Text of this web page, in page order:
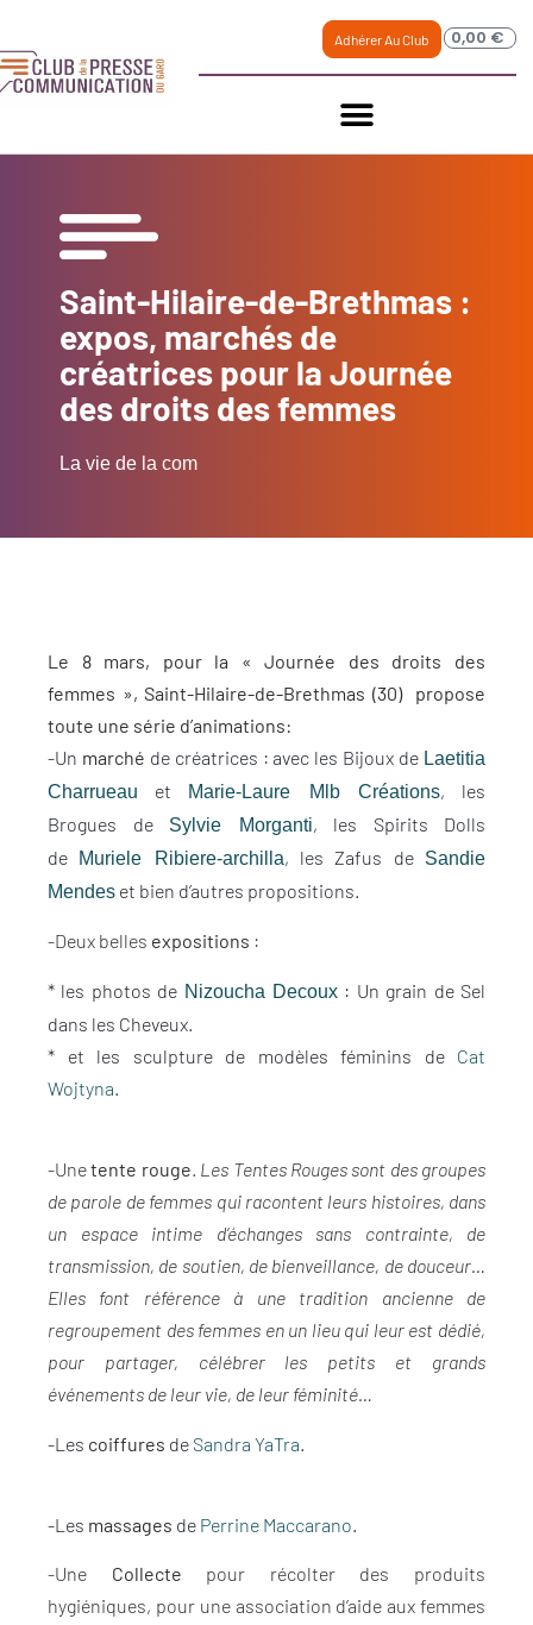
Adhérer Au Club 0,00 €
Saint-Hilaire-de-Brethmas :
expos, marchés de
créatrices pour la Journée
des droits des femmes
La vie de la com
Le 8 mars, pour la « Journée des droits des
femmes », Saint-Hilaire-de-Brethmas (30) propose
toute une série d’animations:
-Un marché de créatrices : avec les Bijoux de Laetitia
Charrueau
et Marie-Laure Mlb Créations, les
Brogues de
Sylvie Morganti, les Spirits Dolls
de
Muriele Ribiere-archilla, les Zafus de Sandie
Mendes et bien d’autres propositions.
-Deux belles expositions :
* les photos de Nizoucha Decoux : Un grain de Sel
dans les Cheveux.
* et les sculpture de modèles féminins de Cat
Wojtyna
-Unetente rouge. Les Tentes Rouges sont des groupes
de parole de femmes qui racontent leurs histoires, dans
un espace intime d’échanges sans contrainte, de
transmission, de soutien, de bienveillance, de douceur…
Elles font référence à une tradition ancienne de
regroupement des femmes en un lieu qui leur est dédié,
pour partager, célébrer les petits et grands
événements de leur vie, de leur féminité…
-Les coiffures de Sandra YaTra
-Les massages de Perrine Maccarano.
-Une Collecte pour récolter des produits
hygiéniques, pour une association d’aide aux femmes